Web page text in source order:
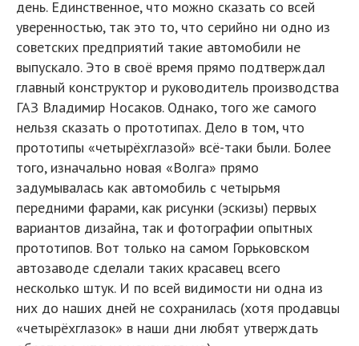
день. Единственное, что можно сказать со всей
уверенностью, так это то, что серийно ни одно из
советских предприятий такие автомобили не
выпускало. Это в своё время прямо подтверждал
главный конструктор и руководитель производства
ГАЗ Владимир Носаков. Однако, того же самого
нельзя сказать о прототипах. Дело в том, что
прототипы «четырёхглазой» всё-таки были. Более
того, изначально новая «Волга» прямо
задумывалась как автомобиль с четырьмя
передними фарами, как рисунки (эскизы) первых
вариантов дизайна, так и фотографии опытных
прототипов. Вот только на самом Горьковском
автозаводе сделали таких красавец всего
несколько штук. И по всей видимости ни одна из
них до наших дней не сохранилась (хотя продавцы
«четырёхглазок» в наши дни любят утверждать